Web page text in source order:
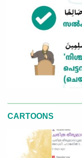
CARTOONS